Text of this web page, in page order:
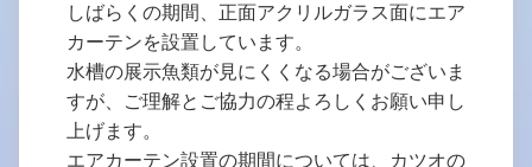
しばらくの期間、正面アクリルガラス面にエア
カーテンを設置しています。
水槽の展示魚類が見にくくなる場合がございま
すが、ご理解とご協力の程よろしくお願い申し
上げます。
エアカーテン設置の期間については、カツオの